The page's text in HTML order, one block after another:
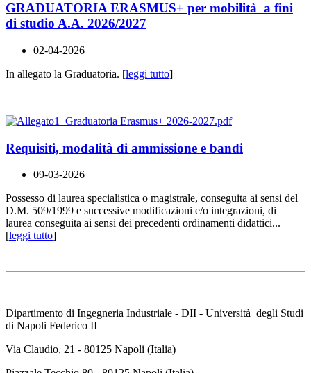
GRADUATORIA ERASMUS+ per mobilità a fini
di studio A.A. 2026/2027
02-04-2026
In allegato la Graduatoria. [leggi tutto]
Requisiti, modalità di ammissione e bandi
09-03-2026
Possesso di laurea specialistica o magistrale, conseguita ai sensi del
D.M. 509/1999 e successive modificazioni e/o integrazioni, di
laurea conseguita ai sensi dei precedenti ordinamenti didattici...
[leggi tutto]
Dipartimento di Ingegneria Industriale - DII - Università degli Studi
di Napoli Federico II
Via Claudio, 21 - 80125 Napoli (Italia)